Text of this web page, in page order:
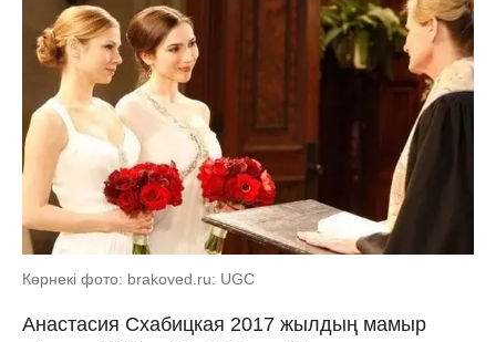
Көрнекі фото: brakoved.ru: UGC
Анастасия Схабицкая 2017 жылдың мамыр